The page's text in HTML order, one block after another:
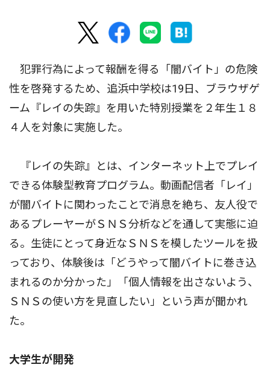
犯罪行為によって報酬を得る「闇バイト」の危険
性を啓発するため、追浜中学校は19日、ブラウザゲ
ーム『レイの失踪』を用いた特別授業を２年生１８
４人を対象に実施した。
『レイの失踪』とは、インターネット上でプレイ
できる体験型教育プログラム。動画配信者「レイ」
が闇バイトに関わったことで消息を絶ち、友人役で
あるプレーヤーがＳＮＳ分析などを通して実態に迫
る。生徒にとって身近なＳＮＳを模したツールを扱
っており、体験後は「どうやって闇バイトに巻き込
まれるのか分かった」「個人情報を出さないよう、
ＳＮＳの使い方を見直したい」という声が聞かれ
た。
大学生が開発